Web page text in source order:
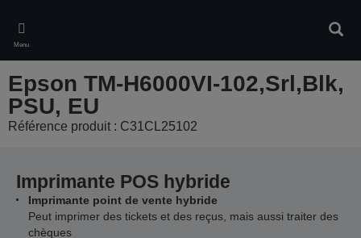
main
content
Menu
Epson TM-H6000VI-102,Srl,Blk,
PSU, EU
Référence produit : C31CL25102
Imprimante POS hybride
Imprimante point de vente hybride
Peut imprimer des tickets et des reçus, mais aussi traiter des
chèques